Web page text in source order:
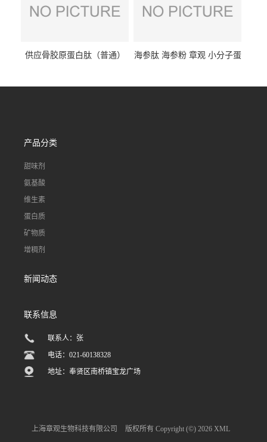
供应骨胶原蛋白肽（普通）
海参肽 海参粉 章观 小分子蛋
产品分类
甜味剂
氨基酸
维生素
蛋白质
矿物质
增稠剂
新闻动态
联系信息
联系人：张
电话：021-60138328
地址：奉贤区南桥镇宝龙广场
上海章观生物科技有限公司 版权所有 Copyright (©) 2026 XML